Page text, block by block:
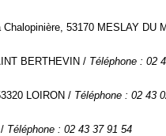
53170 MESLAY DU
BERTHEVIN / Téléphone : 02
LOIRON / Téléphone : 02 43
Téléphone : 02 43 37 91 54